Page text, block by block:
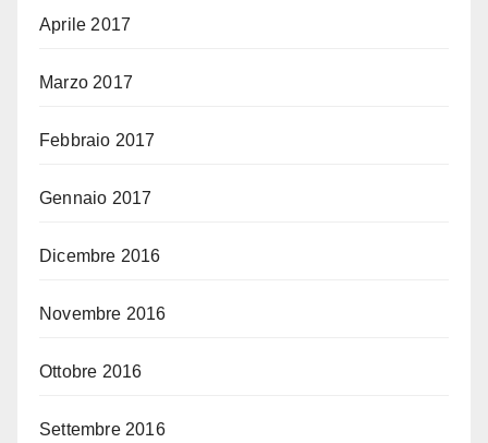
Aprile 2017
Marzo 2017
Febbraio 2017
Gennaio 2017
Dicembre 2016
Novembre 2016
Ottobre 2016
Settembre 2016